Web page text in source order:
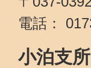
電話：
小泊支所